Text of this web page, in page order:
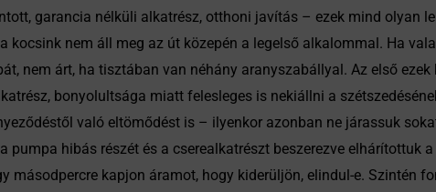
garancia nélküli alkatrész, otthoni javítás – ezek mind olyan
kocsink nem áll meg az út közepén a legelső alkalommal. Ha
nem árt, ha tisztában van néhány aranyszabállyal. Az első ezek
bonyolultsága miatt felesleges is nekiállni a
való eltömődést is – ilyenkor azonban ne járassuk
hibás részét és a cserealkatrészt beszerezve elhárítottuk
másodpercre kapjon áramot, hogy kiderüljön, elindul-e. Szintén